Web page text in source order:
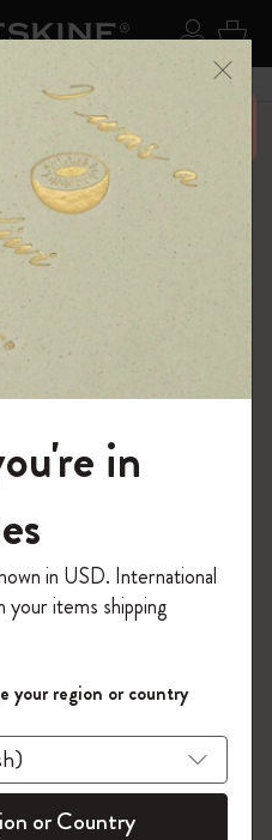
替 ログ
など) カ
入で送料無料 メニ
スケッチ
界へようこそ
力すると、初回注
料になります。セ
品は適用外。
作成して限定オフ
に多くのインスピ
入れましょう。
員登録 !
in
in USD. International
your items shipping
your region or country
or Country